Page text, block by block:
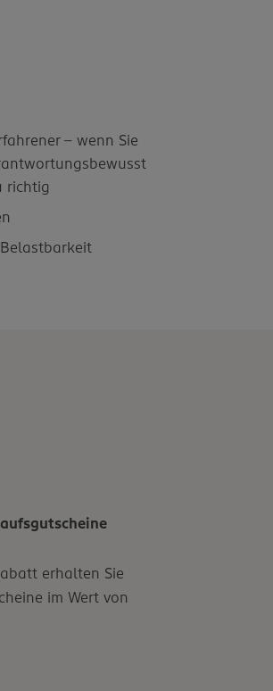
– wenn Sie
richtig
erhalten Sie
im Wert von